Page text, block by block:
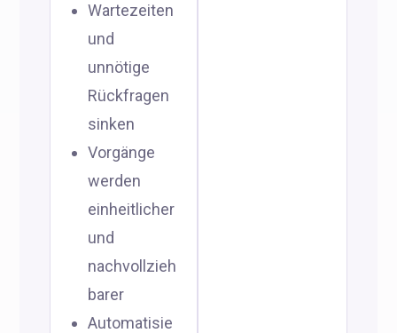
Wartezeiten
und
unnötige
Rückfragen
sinken
Vorgänge
werden
einheitlicher
und
nachvollzieh
barer
Automatisie